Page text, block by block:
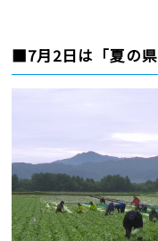
■7月2日は「夏の県